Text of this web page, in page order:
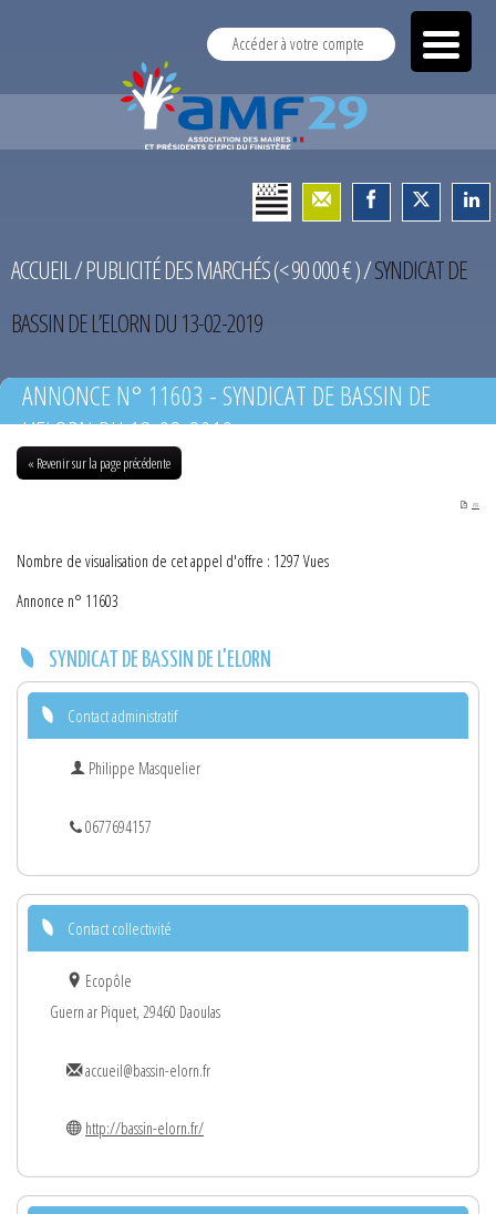
Accéder à votre compte
ACCUEIL/PUBLICITÉ DES MARCHÉS (< 90 000 € )/SYNDICAT DE
BASSIN DE L’ELORN DU 13-02-2019
ANNONCE N° 11603 - SYNDICAT DE BASSIN DE
L’ELORN DU 13-02-2019
« Revenir sur la page précédente
PDF
Nombre de visualisation de cet appel d'offre : 1297 Vues
Annonce n° 11603
SYNDICAT DE BASSIN DE L'ELORN
Contact administratif
Philippe Masquelier
0677694157
Contact collectivité
Ecopôle
Guern ar Piquet, 29460 Daoulas
accueil@bassin-elorn.fr
http://bassin-elorn.fr/